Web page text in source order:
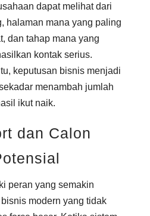
dapat melihat dari
halaman mana yang paling
dan tahap mana yang
kontak serius.
keputusan bisnis menjadi
menambah jumlah
ikut naik.
dan Calon
peran yang semakin
modern yang tidak